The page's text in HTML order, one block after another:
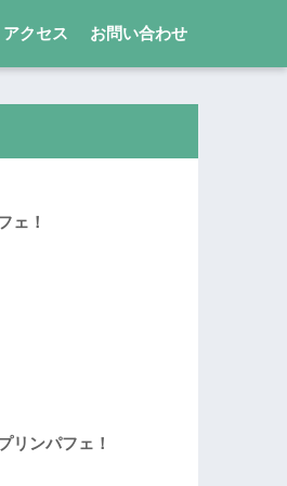
アクセス お問い合わせ
ェ！
リンパフェ！